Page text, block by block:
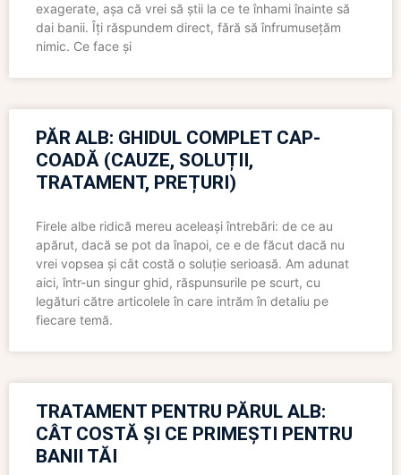
exagerate, așa că vrei să știi la ce te înhami înainte să
dai banii. Îți răspundem direct, fără să înfrumusețăm
nimic. Ce face și
PĂR ALB: GHIDUL COMPLET CAP-
COADĂ (CAUZE, SOLUȚII,
TRATAMENT, PREȚURI)
Firele albe ridică mereu aceleași întrebări: de ce au
apărut, dacă se pot da înapoi, ce e de făcut dacă nu
vrei vopsea și cât costă o soluție serioasă. Am adunat
aici, într-un singur ghid, răspunsurile pe scurt, cu
legături către articolele în care intrăm în detaliu pe
fiecare temă.
TRATAMENT PENTRU PĂRUL ALB:
CÂT COSTĂ ȘI CE PRIMEȘTI PENTRU
BANII TĂI